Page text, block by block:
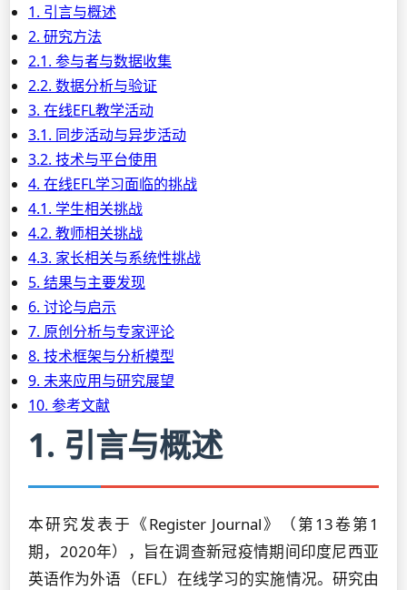
1. 引言与概述
2. 研究方法
2.1. 参与者与数据收集
2.2. 数据分析与验证
3. 在线EFL教学活动
3.1. 同步活动与异步活动
3.2. 技术与平台使用
4. 在线EFL学习面临的挑战
4.1. 学生相关挑战
4.2. 教师相关挑战
4.3. 家长相关与系统性挑战
5. 结果与主要发现
6. 讨论与启示
7. 原创分析与专家评论
8. 技术框架与分析模型
9. 未来应用与研究展望
10. 参考文献
1. 引言与概述
本研究发表于《Register Journal》（第13卷第1
期，2020年），旨在调查新冠疫情期间印度尼西亚
英语作为外语（EFL）在线学习的实施情况。研究由